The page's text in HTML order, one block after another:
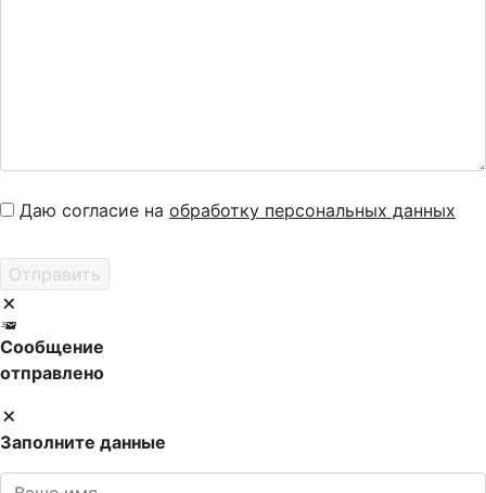
Даю согласие на обработку персональных данных
Сообщение
отправлено
Заполните данные